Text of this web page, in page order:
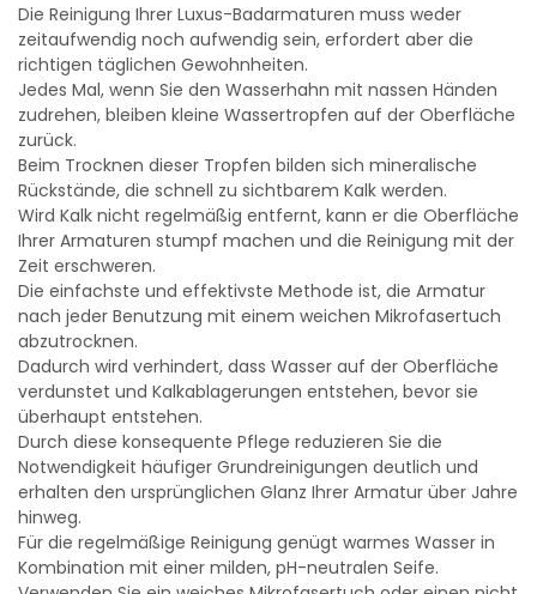
Die Reinigung Ihrer Luxus-Badarmaturen muss weder
zeitaufwendig noch aufwendig sein, erfordert aber die
richtigen täglichen Gewohnheiten.
Jedes Mal, wenn Sie den Wasserhahn mit nassen Händen
zudrehen, bleiben kleine Wassertropfen auf der Oberfläche
zurück.
Beim Trocknen dieser Tropfen bilden sich mineralische
Rückstände, die schnell zu sichtbarem Kalk werden.
Wird Kalk nicht regelmäßig entfernt, kann er die Oberfläche
Ihrer Armaturen stumpf machen und die Reinigung mit der
Zeit erschweren.
Die einfachste und effektivste Methode ist, die Armatur
nach jeder Benutzung mit einem weichen Mikrofasertuch
abzutrocknen.
Dadurch wird verhindert, dass Wasser auf der Oberfläche
verdunstet und Kalkablagerungen entstehen, bevor sie
überhaupt entstehen.
Durch diese konsequente Pflege reduzieren Sie die
Notwendigkeit häufiger Grundreinigungen deutlich und
erhalten den ursprünglichen Glanz Ihrer Armatur über Jahre
hinweg.
Für die regelmäßige Reinigung genügt warmes Wasser in
Kombination mit einer milden, pH-neutralen Seife.